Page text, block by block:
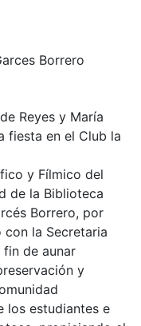
Borrero
Reyes y María
fiesta en el Club la
y Fílmico del
de la Biblioteca
Borrero, por
la Secretaria
de aunar
y
los estudiantes e